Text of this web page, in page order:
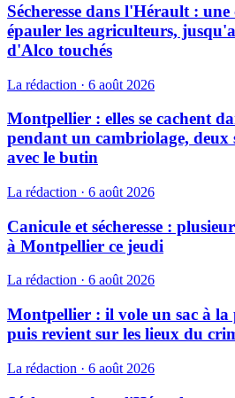
Sécheresse dans l'Hérault :
épauler les agriculteurs,
d'Alco touchés
La rédaction · 6 août 2026
Montpellier : elles se cachent
pendant un cambriolage, deux
avec le butin
La rédaction · 6 août 2026
Canicule et sécheresse :
à Montpellier ce jeudi
La rédaction · 6 août 2026
Montpellier : il vole un sac à la
puis revient sur les lieux du
La rédaction · 6 août 2026